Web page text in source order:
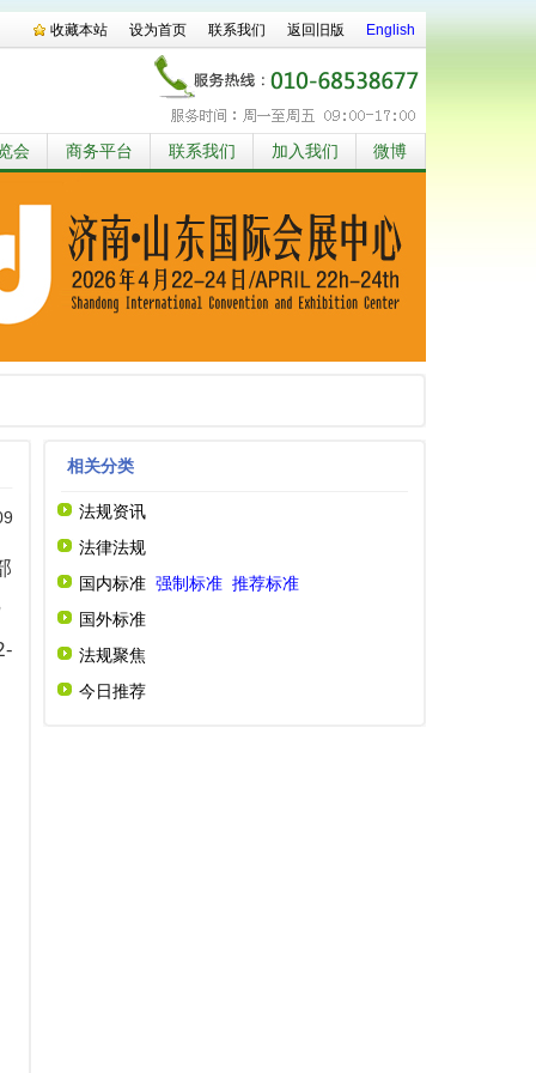
收藏本站 设为首页 联系我们 返回旧版 English
会 商务平台 联系我们 加入我们 微博
相关分类
法规资讯
法律法规
国内标准 强制标准 推荐标准
国外标准
法规聚焦
今日推荐